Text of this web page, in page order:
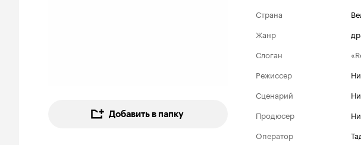
Добавить в папку
Страна
Жанр
Слоган
Режиссер
Сценарий
Продюсер
Оператор